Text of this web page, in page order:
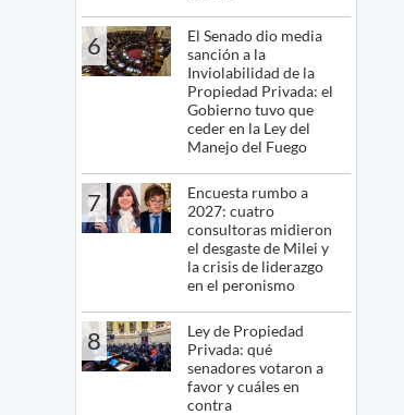
6
El Senado dio media
sanción a la
Inviolabilidad de la
Propiedad Privada: el
Gobierno tuvo que
ceder en la Ley del
Manejo del Fuego
7
Encuesta rumbo a
2027: cuatro
consultoras midieron
el desgaste de Milei y
la crisis de liderazgo
en el peronismo
8
Ley de Propiedad
Privada: qué
senadores votaron a
favor y cuáles en
contra